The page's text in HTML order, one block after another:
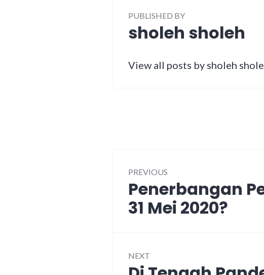
PUBLISHED BY
sholeh sholeh
View all posts by sholeh
navigation
PREVIOUS
Previous
post:
Penerbangan
31 Mei 2020?
NEXT
Next